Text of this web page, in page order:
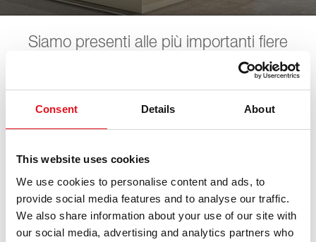
Consent Details About
This website uses cookies
We use cookies to personalise content and ads, to
provide social media features and to analyse our traffic.
We also share information about your use of our site with
our social media, advertising and analytics partners who
Siamo presenti alle più importanti fiere
automobilistiche. Qui trovate tutte le
prossime date. Aspettiamo la vostra visita!
SAS Show
Maps